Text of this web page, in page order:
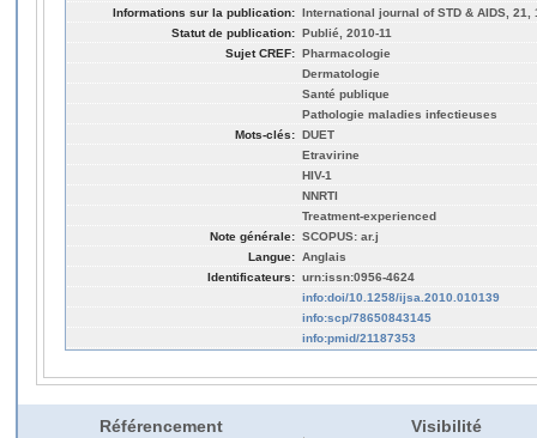
Informations sur la publication: International journal of STD & AIDS, 21,
Statut de publication: Publié, 2010-11
Sujet CREF: Pharmacologie
Dermatologie
Santé publique
Pathologie maladies infectieuses
Mots-clés: DUET
Etravirine
HIV-1
NNRTI
Treatment-experienced
Note générale: SCOPUS: ar.j
Langue: Anglais
Identificateurs: urn:issn:0956-4624
info:doi/10.1258/ijsa.2010.010139
info:scp/78650843145
info:pmid/21187353
Référencement Visibilité